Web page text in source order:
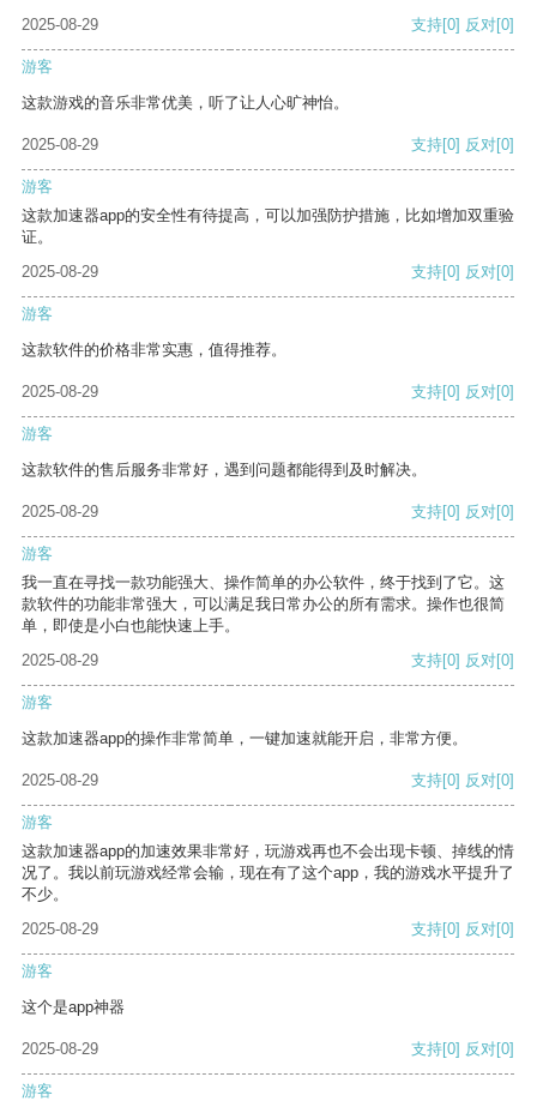
2025-08-29 支持[0] 反对[0]
游客
这款游戏的音乐非常优美，听了让人心旷神怡。
2025-08-29 支持[0] 反对[0]
游客
这款加速器app的安全性有待提高，可以加强防护措施，比如增加双重验
证。
2025-08-29
支持[0] 反对[0]
游客
这款软件的价格非常实惠，值得推荐。
2025-08-29 支持[0] 反对[0]
游客
这款软件的售后服务非常好，遇到问题都能得到及时解决。
2025-08-29 支持[0] 反对[0]
游客
我一直在寻找一款功能强大、操作简单的办公软件，终于找到了它。这
款软件的功能非常强大，可以满足我日常办公的所有需求。操作也很简
单，即使是小白也能快速上手。
2025-08-29
支持[0] 反对[0]
游客
这款加速器app的操作非常简单，一键加速就能开启，非常方便。
2025-08-29 支持[0] 反对[0]
游客
这款加速器app的加速效果非常好，玩游戏再也不会出现卡顿、掉线的情
况了。我以前玩游戏经常会输，现在有了这个app，我的游戏水平提升了
不少。
2025-08-29
支持[0] 反对[0]
游客
这个是app神器
2025-08-29 支持[0] 反对[0]
游客